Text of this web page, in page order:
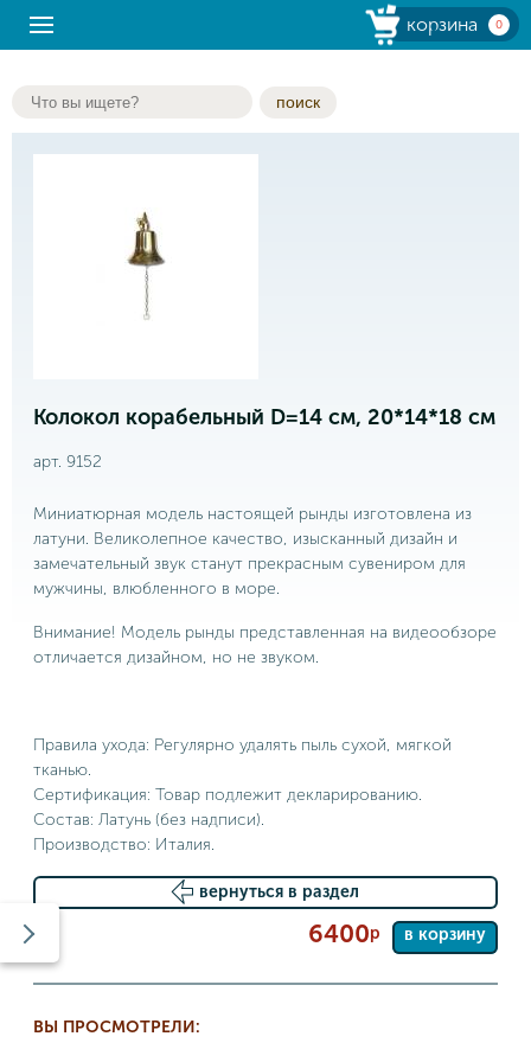
корзина 0
поиск
Колокол корабельный D=14 см, 20*14*18 см
арт. 9152
Миниатюрная модель настоящей рынды изготовлена из
латуни. Великолепное качество, изысканный дизайн и
замечательный звук станут прекрасным сувениром для
мужчины, влюбленного в море.
Внимание! Модель рынды представленная на видеообзоре
отличается дизайном, но не звуком.
Правила ухода: Регулярно удалять пыль сухой, мягкой
тканью.
Сертификация: Товар подлежит декларированию.
Состав: Латунь (без надписи).
Производство: Италия.
вернуться в раздел
6400р в корзину
ВЫ ПРОСМОТРЕЛИ: